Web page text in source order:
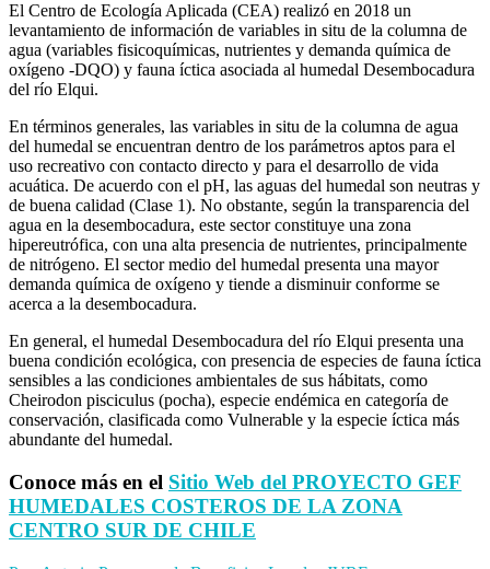
El Centro de Ecología Aplicada (CEA) realizó en 2018 un
levantamiento de información de variables in situ de la columna de
agua (variables fisicoquímicas, nutrientes y demanda química de
oxígeno -DQO) y fauna íctica asociada al humedal Desembocadura
del río Elqui.
En términos generales, las variables in situ de la columna de agua
del humedal se encuentran dentro de los parámetros aptos para el
uso recreativo con contacto directo y para el desarrollo de vida
acuática. De acuerdo con el pH, las aguas del humedal son neutras y
de buena calidad (Clase 1). No obstante, según la transparencia del
agua en la desembocadura, este sector constituye una zona
hipereutrófica, con una alta presencia de nutrientes, principalmente
de nitrógeno. El sector medio del humedal presenta una mayor
demanda química de oxígeno y tiende a disminuir conforme se
acerca a la desembocadura.
En general, el humedal Desembocadura del río Elqui presenta una
buena condición ecológica, con presencia de especies de fauna íctica
sensibles a las condiciones ambientales de sus hábitats, como
Cheirodon pisciculus (pocha), especie endémica en categoría de
conservación, clasificada como Vulnerable y la especie íctica más
abundante del humedal.
Conoce más en el Sitio Web del PROYECTO GEF
HUMEDALES COSTEROS DE LA ZONA
CENTRO SUR DE CHILE